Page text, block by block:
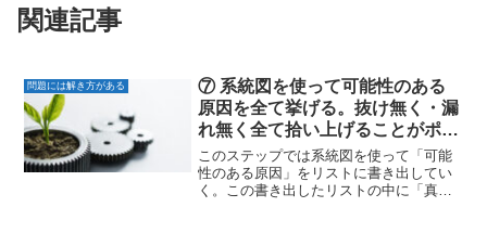
関連記事
問題には解き方がある
⑦ 系統図を使って可能性のある
原因を全て挙げる。抜け無く・漏
れ無く全て拾い上げることがポイ
ント
このステップでは系統図を使って「可能
性のある原因」をリストに書き出してい
く。この書き出したリストの中に「真